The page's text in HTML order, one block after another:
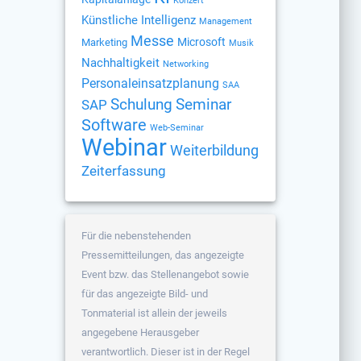
Künstliche Intelligenz Management
Marketing Messe Microsoft Musik
Nachhaltigkeit Networking
Personaleinsatzplanung SAA
SAP Schulung Seminar
Software Web-Seminar
Webinar Weiterbildung
Zeiterfassung
Für die nebenstehenden
Pressemitteilungen, das angezeigte
Event bzw. das Stellenangebot sowie
für das angezeigte Bild- und
Tonmaterial ist allein der jeweils
angegebene Herausgeber
verantwortlich. Dieser ist in der Regel